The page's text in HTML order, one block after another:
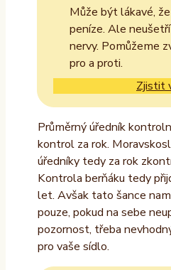
Může být lákavé,
peníze. Ale
nervy. Pomůžeme
pro a proti.
Zjistit
Průměrný úředník
kontrol za rok.
úředníky tedy za rok
Kontrola berňáku tedy
let. Avšak tato šance
pouze, pokud na sebe
pozornost, třeba
pro vaše sídlo.